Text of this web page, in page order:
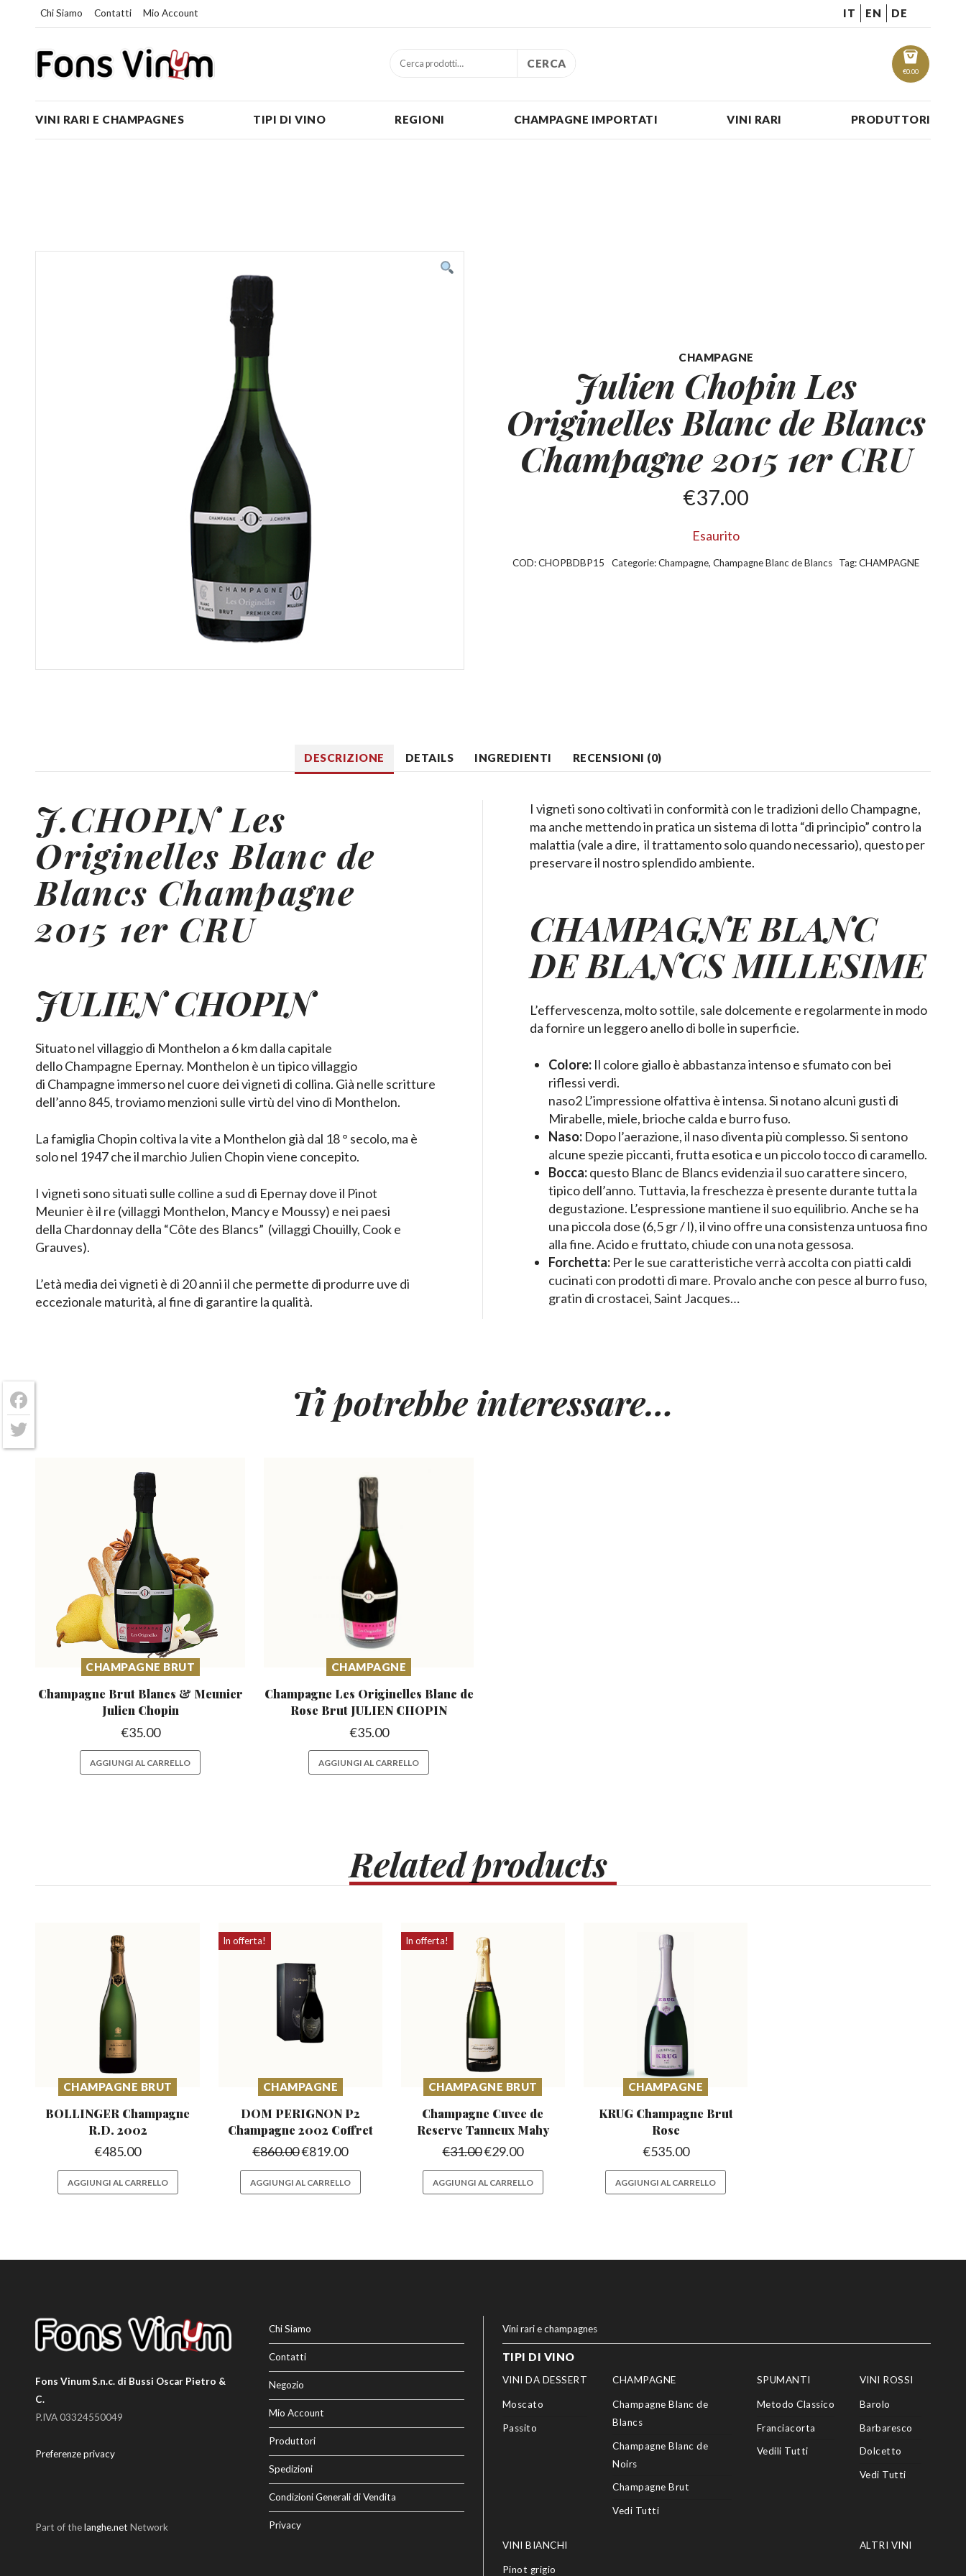
Chi Siamo Contatti Mio Account IT EN DE
€0.00
CERCA
VINI RARI E CHAMPAGNES TIPI DI VINO REGIONI CHAMPAGNE IMPORTATI VINI RARI PRODUTTORI
CHAMPAGNE
Julien Chopin Les
Originelles Blancde Blancs
Champagne 2015 1er CRU
€37.00
Esaurito
COD:CHOPBDBP15 Categorie:Champagne, Champagne Blanc de Blancs Tag:CHAMPAGNE
DESCRIZIONE DETAILS INGREDIENTI RECENSIONI (0)
J.CHOPINLes
Originelles Blanc de
Blancs Champagne
2015 1er CRU
JULIEN CHOPIN
Situato nel villaggio di Monthelon a 6 km dalla capitale
dello Champagne Epernay. Monthelon è un tipico villaggio
di Champagne immerso nel cuore dei vigneti di collina. Già nelle scritture
dell’anno 845, troviamo menzioni sulle virtù del vino di Monthelon.
La famiglia Chopin coltiva la vite a Monthelon già dal 18 ° secolo, ma è
solo nel 1947 che il marchio Julien Chopin viene concepito.
I vigneti sono situati sulle colline a sud di Epernay dove il Pinot
Meunier è il re (villaggi Monthelon, Mancy e Moussy) e nei paesi
della Chardonnay della “Côte des Blancs” (villaggi Chouilly, Cook e
Grauves).
L’età media dei vigneti è di 20 anni il che permette di produrre uve di
eccezionale maturità, al fine di garantire la qualità.
I vigneti sono coltivati in conformità con le tradizioni dello Champagne,
ma anche mettendo in pratica un sistema di lotta “di principio” contro la
malattia (vale a dire, il trattamento solo quando necessario), questo per
preservare il nostro splendido ambiente.
CHAMPAGNE BLANC
DE BLANCS MILLESIME
L’effervescenza, molto sottile, sale dolcemente e regolarmente in modo
da fornire un leggero anello di bolle in superficie.
Colore:Il colore giallo è abbastanza intenso e sfumato con bei
riflessi verdi.
naso2 L’impressione olfattiva è intensa. Si notano alcuni gusti di
Mirabelle, miele, brioche calda e burro fuso.
Naso:Dopo l’aerazione, il naso diventa più complesso. Si sentono
alcune spezie piccanti, frutta esotica e un piccolo tocco di caramello.
Bocca:questo Blanc de Blancs evidenzia il suo carattere sincero,
tipico dell’anno. Tuttavia, la freschezza è presente durante tutta la
degustazione. L’espressione mantiene il suo equilibrio. Anche se ha
una piccola dose (6,5 gr / l), il vino offre una consistenza untuosa fino
alla fine. Acido e fruttato, chiude con una nota gessosa.
Forchetta:Per le sue caratteristiche verrà accolta con piatti caldi
cucinati con prodotti di mare. Provalo anche con pesce al burro fuso,
gratin di crostacei, Saint Jacques…
Ti potrebbe interessare…
CHAMPAGNE BRUT
Champagne Brut Blancs & Meunier
Julien Chopin
€35.00
AGGIUNGI AL CARRELLO
CHAMPAGNE
Champagne Les Originelles Blanc de
Rose Brut JULIEN CHOPIN
€35.00
AGGIUNGI AL CARRELLO
Relatedproducts
CHAMPAGNE BRUT
BOLLINGER Champagne
R.D. 2002
€485.00
AGGIUNGI AL CARRELLO
In offerta!
CHAMPAGNE
DOM PERIGNON P2
Champagne 2002 Coffret
€860.00€819.00
AGGIUNGI AL CARRELLO
In offerta!
CHAMPAGNE BRUT
Champagne Cuvee de
Reserve Tanneux Mahy
€31.00€29.00
AGGIUNGI AL CARRELLO
CHAMPAGNE
KRUG Champagne Brut
Rose
€535.00
AGGIUNGI AL CARRELLO
Fons Vinum S.n.c. di Bussi Oscar Pietro &
C.
P.IVA 03324550049
Preferenze privacy
Part of thelanghe.net Network
Chi Siamo
Contatti
Negozio
Mio Account
Produttori
Spedizioni
Condizioni Generali di Vendita
Privacy
Vini rari e champagnes
TIPI DI VINO
VINI DA DESSERT
Moscato
Passito
CHAMPAGNE
Champagne Blanc de
Blancs
Champagne Blanc de
Noirs
Champagne Brut
Vedi Tutti
SPUMANTI
Metodo Classico
Franciacorta
Vedili Tutti
VINI ROSSI
Barolo
Barbaresco
Dolcetto
Vedi Tutti
VINI BIANCHI
Pinot grigio
ALTRI VINI
Facebook
Twitter